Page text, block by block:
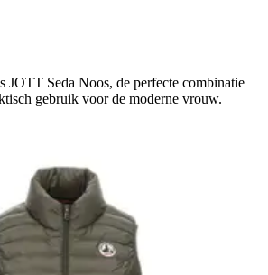
JOTT Seda Noos, de perfecte combinatie
gebruik voor de moderne vrouw.